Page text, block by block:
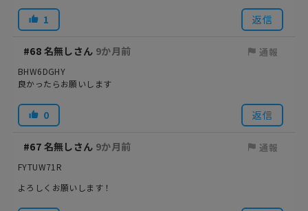
1 返信
#68 名無しさん 9か月前 通報
BHW6DGHY
良かったらお願いします
0 返信
#67 名無しさん 9か月前 通報
FYTUW71R
よろしくお願いします！